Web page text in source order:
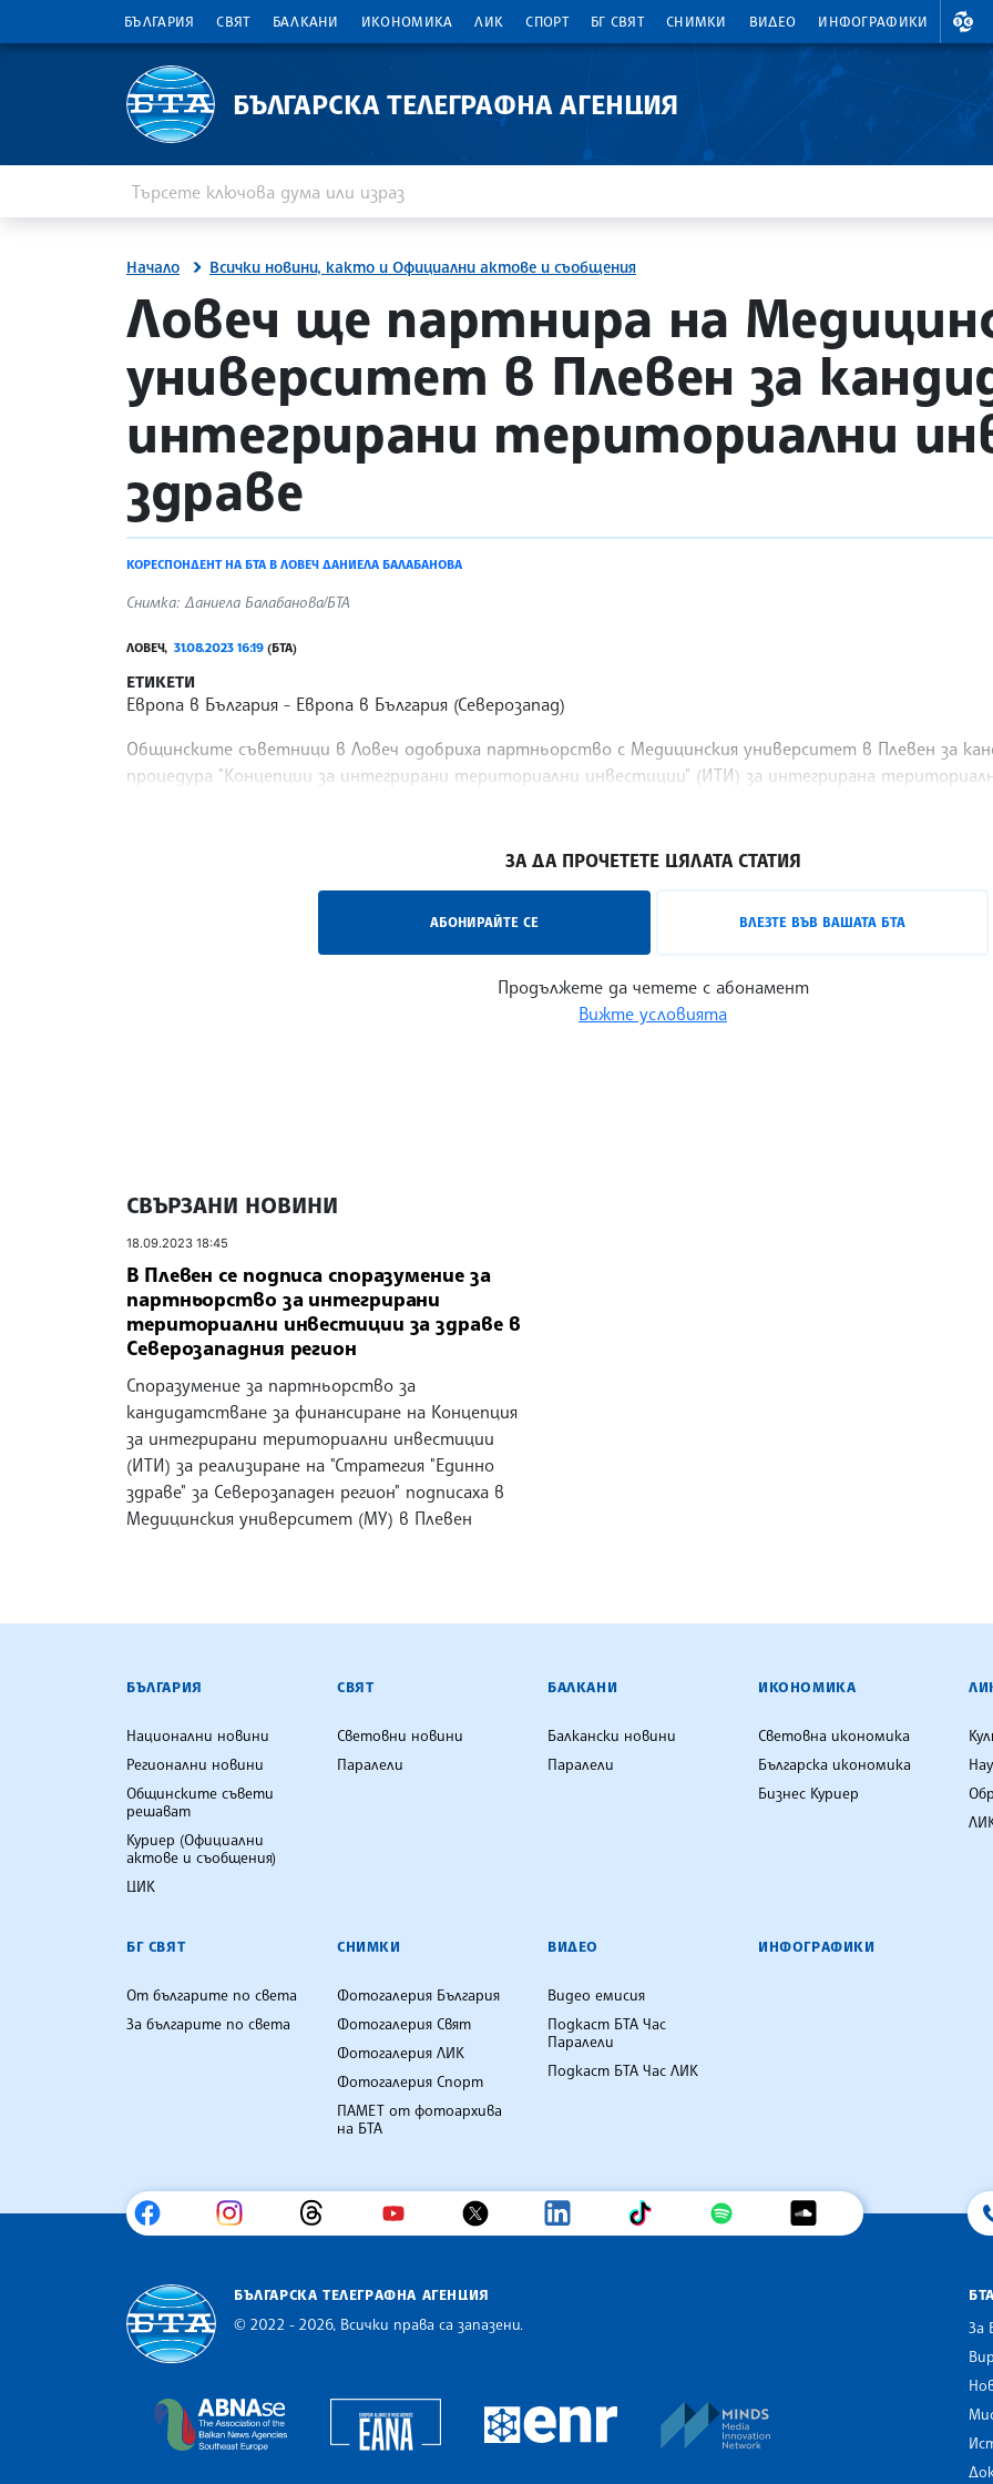
БЪЛГАРИЯ СВЯТ БАЛКАНИ ИКОНОМИКА ЛИК СПОРТ БГ СВЯТ СНИМКИ ВИДЕО ИНФОГРАФИКИ
БЪЛГАРСКА ТЕЛЕГРАФНА АГЕНЦИЯ
Начало Всички новини, както и Официални актове и съобщения
site.bta
Ловеч ще партнира на
университет в Плевен за
интегрирани териториални
здраве
КОРЕСПОНДЕНТ НА БТА В ЛОВЕЧ ДАНИЕЛА БАЛАБАНОВА
Снимка: Даниела Балабанова/БТА
ЛОВЕЧ, 31.08.2023 16:19 (БТА)
ЕТИКЕТИ
Европа в България
Европа в България (Северозапад)
Общинските съветници в Ловеч одобриха партньорство с Медицинския университет в Плевен за
процедура "Концепции за интегрирани териториални инвестиции" (ИТИ) за интегрирана
ЗА ДА ПРОЧЕТЕТЕ ЦЯЛАТА СТАТИЯ
АБОНИРАЙТЕ СЕ ВЛЕЗТЕ ВЪВ ВАШАТА БТА
Продължете да четете с абонамент
Вижте условията
СВЪРЗАНИ НОВИНИ
18.09.2023 18:45
В Плевен се подписа споразумение за
партньорство за интегрирани
териториални инвестиции за здраве в
Северозападния регион
Споразумение за партньорство за
кандидатстване за финансиране на Концепция
за интегрирани териториални инвестиции
(ИТИ) за реализиране на "Стратегия "Единно
здраве" за Северозападен регион" подписаха в
Медицинския университет (МУ) в Плевен
БЪЛГАРСКА ТЕЛЕГРАФНА АГЕНЦИЯ
БЪЛГАРИЯ
Национални новини
Регионални новини
Общинските съвети
решават
Куриер (Официални
актове и съобщения)
ЦИК
СВЯТ
Световни новини
Паралели
БАЛКАНИ
Балкански новини
Паралели
ИКОНОМИКА
Световна икономика
Българска икономика
Бизнес Куриер
БГ СВЯТ
От българите по света
За българите по света
СНИМКИ
Фотогалерия България
Фотогалерия Свят
Фотогалерия ЛИК
Фотогалерия Спорт
ПАМЕТ от фотоархива
на БТА
ВИДЕО
Видео емисия
Подкаст БТА Час
Паралели
Подкаст БТА Час ЛИК
ИНФОГРАФИКИ
БЪЛГАРСКА ТЕЛЕГРАФНА АГЕНЦИЯ
© 2022 - 2026, Всички права са запазени.
The Assocoation of the Balkan News Agencies Southeast Europe
European Alliance of News Agencies
European Newsroom MINDS Media Innovation
БТА
За